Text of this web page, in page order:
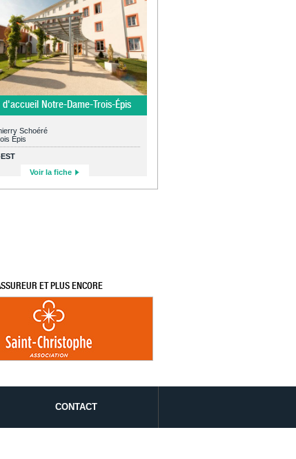
d'accueil Notre-Dame-Trois-Épis
Schoéré
Épis
Voir la fiche
ET PLUS ENCORE
CONTACT